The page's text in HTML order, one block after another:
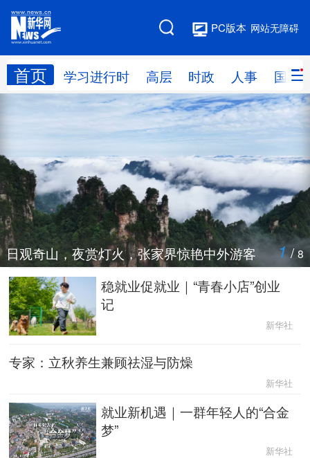
网站无障碍
PC版本
首页 学习进行时 高层 时政 人事 国际
网站地图
时政 人事
国际 财经 网评 港澳
台湾 思客智库 全球连线 教育
科技 科创 量子 体育
文化 书画 健康 军事
访谈 视频
中央文件
信息化 数字经济
乡村振兴 溯源中国 城市 旅游
能源 娱乐
日观奇山，夜赏灯火，张家界惊艳中外游客 1/8
稳就业促就业｜“青春小店”创业
记
新华社
专家：立秋养生兼顾祛湿与防燥
新华社
就业新机遇｜一群年轻人的“合金
梦”
新华社